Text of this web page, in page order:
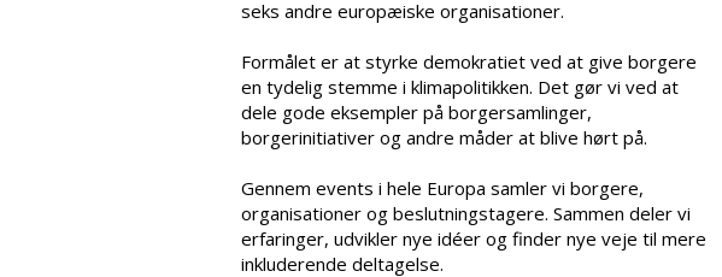
seks andre europæiske organisationer.
Formålet er at styrke demokratiet ved at give borgere
en tydelig stemme i klimapolitikken. Det gør vi ved at
dele gode eksempler på borgersamlinger,
borgerinitiativer og andre måder at blive hørt på.
Gennem events i hele Europa samler vi borgere,
organisationer og beslutningstagere. Sammen deler vi
erfaringer, udvikler nye idéer og finder nye veje til mere
inkluderende deltagelse.